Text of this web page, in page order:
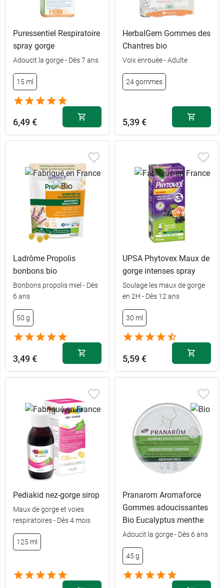
Puressentiel Respiratoire
spray gorge
Adoucit la gorge - Dès 7 ans
15 ml
6,49 €
HerbalGem Gommes des
Chantres bio
Voix enrouée - Adulte
24 gommes
5,39 €
Ladrôme Propolis
bonbons bio
Bonbons propolis miel - Dès
6 ans
50 g
3,49 €
UPSA Phytovex Maux de
gorge intenses spray
Soulage les maux de gorge
en 2H - Dès 12 ans
30 ml
5,59 €
Pediakid nez-gorge sirop
Maux de gorge et voies
respiratoires - Dès 4 mois
125 ml
Pranarom Aromaforce
Gommes adoucissantes
Bio Eucalyptus menthe
Adoucit la gorge - Dès 6 ans
45 g